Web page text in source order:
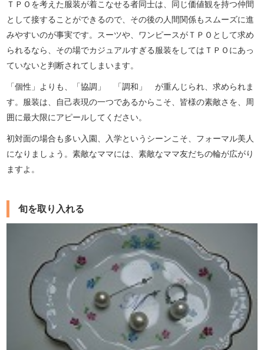
ＴＰＯを考えた服装が着こなせる者同士は、同じ価値観を持つ仲間
として接することができるので、その後の人間関係もスムーズに進
みやすいのが事実です。スーツや、ワンピースがＴＰＯとして求め
られるなら、その場でカジュアルすぎる服装をしてはＴＰＯにあっ
ていないと判断されてしまいます。
「個性」よりも、「協調」 「調和」 が重んじられ、求められま
す。服装は、自己表現の一つであるからこそ、皆様の素敵さを、周
囲に最大限にアピールしてください。
初対面の場合も多い入園、入学というシーンこそ、フォーマル美人
になりましょう。素敵なママには、素敵なママ友だちの輪が広がり
ますよ。
旬を取り入れる